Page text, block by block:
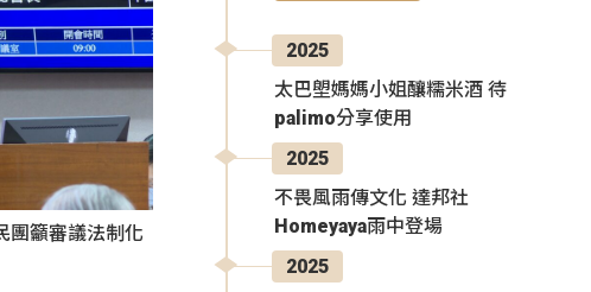
團籲審議法制化
2025
太巴塱媽媽小姐釀糯米酒 待
palimo分享使用
2025
不畏風雨傳文化 達邦社
Homeyaya雨中登場
2025